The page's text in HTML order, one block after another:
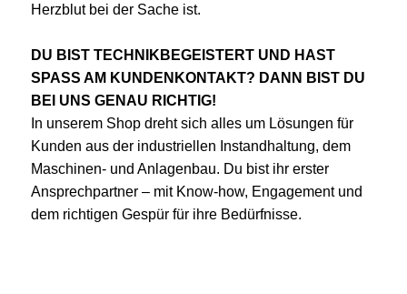
Herzblut bei der Sache ist.
DU BIST TECHNIKBEGEISTERT UND HAST
SPASS AM KUNDENKONTAKT? DANN BIST DU
BEI UNS GENAU RICHTIG!
In unserem Shop dreht sich alles um Lösungen für
Kunden aus der industriellen Instandhaltung, dem
Maschinen- und Anlagenbau. Du bist ihr erster
Ansprechpartner – mit Know-how, Engagement und
dem richtigen Gespür für ihre Bedürfnisse.